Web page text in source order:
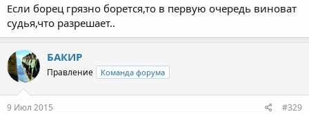
Если борец грязно борется,то в первую очередь виноват
судья,что разрешает..
БАКИР
Правление Команда форума
9 Июл 2015 #329